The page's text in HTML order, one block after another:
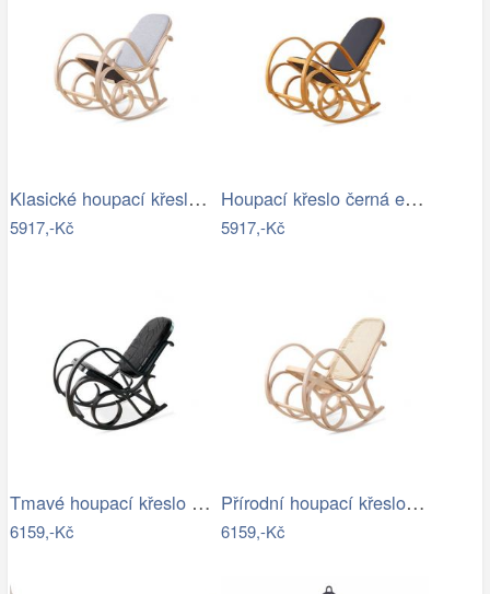
Klasické houpací křeslo - AT
5917,-Kč
Houpací křeslo černá ekokůže - AT
5917,-Kč
Tmavé houpací křeslo z přírodní ovčí…
6159,-Kč
Přírodní houpací křeslo s výpletem - AT
6159,-Kč